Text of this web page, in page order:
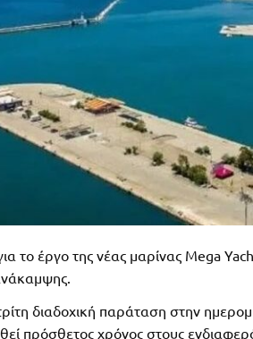
το έργο της νέας μαρίνας Mega
διαδοχική παράταση στην
πρόσθετος χρόνος στους